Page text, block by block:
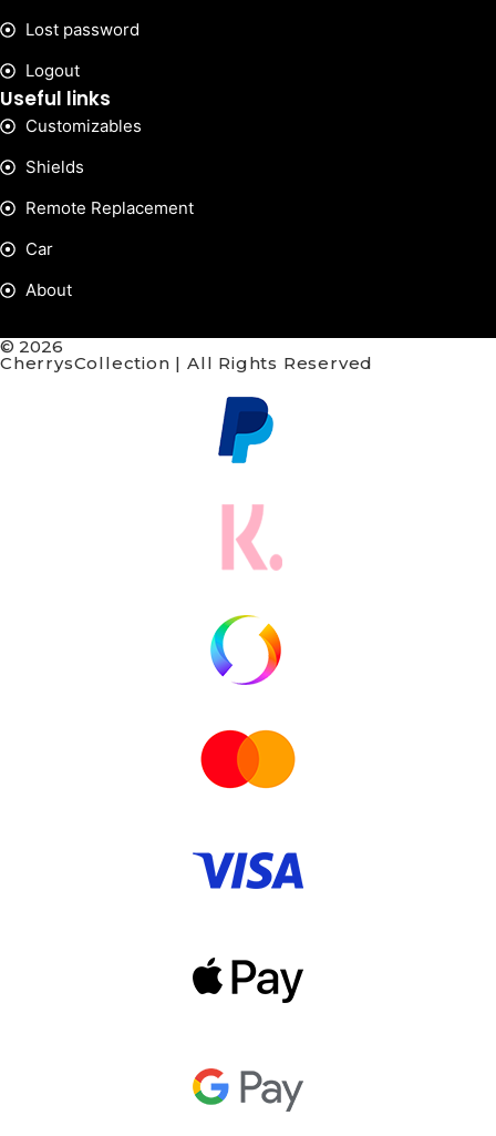
Lost password
Logout
Useful links
Customizables
Shields
Remote Replacement
Car
About
© 2026
CherrysCollection | All Rights Reserved